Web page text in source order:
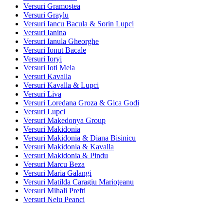
Versuri Gramostea
Versuri Graylu
Versuri Iancu Bacula & Sorin Lupci
Versuri Ianina
Versuri Ianula Gheorghe
Versuri Ionut Bacale
Versuri Ioryi
Versuri Ioti Mela
Versuri Kavalla
Versuri Kavalla & Lupci
Versuri Liva
Versuri Loredana Groza & Gica Godi
Versuri Lupci
Versuri Makedonya Group
Versuri Makidonia
Versuri Makidonia & Diana Bisinicu
Versuri Makidonia & Kavalla
Versuri Makidonia & Pindu
Versuri Marcu Beza
Versuri Maria Galangi
Versuri Matilda Caragiu Marioţeanu
Versuri Mihali Prefti
Versuri Nelu Peanci